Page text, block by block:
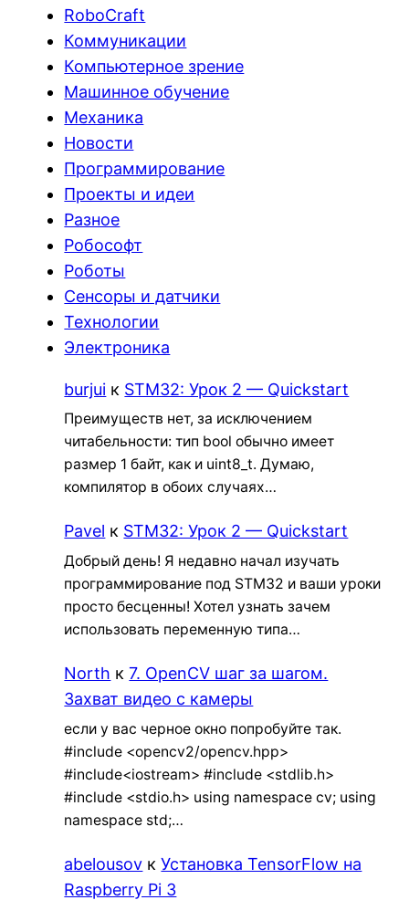
RoboCraft
Коммуникации
Компьютерное зрение
Машинное обучение
Механика
Новости
Программирование
Проекты и идеи
Разное
Робософт
Роботы
Сенсоры и датчики
Технологии
Электроника
burjui к STM32: Урок 2 — Quickstart
Преимуществ нет, за исключением
читабельности: тип bool обычно имеет
размер 1 байт, как и uint8_t. Думаю,
компилятор в обоих случаях…
Pavel к STM32: Урок 2 — Quickstart
Добрый день! Я недавно начал изучать
программирование под STM32 и ваши уроки
просто бесценны! Хотел узнать зачем
использовать переменную типа…
North к7. OpenCV шаг за шагом.
Захват видео с камеры
если у вас черное окно попробуйте так.
#include <opencv2/opencv.hpp>
#include<iostream> #include <stdlib.h>
#include <stdio.h> using namespace cv; using
namespace std;…
abelousov кУстановка TensorFlow на
Raspberry Pi 3